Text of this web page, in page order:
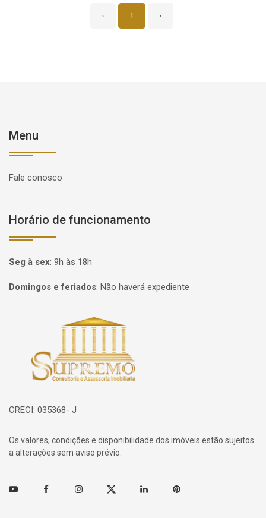
‹ 1 ›
Menu
Fale conosco
Horário de funcionamento
Seg à sex: 9h às 18h
Domingos e feriados: Não haverá expediente
Página inicial
CRECI: 035368- J
Os valores, condições e disponibilidade dos imóveis estão sujeitos
a alterações sem aviso prévio.
Youtube FacebookInstagramTwitter Linkedin Pinterest